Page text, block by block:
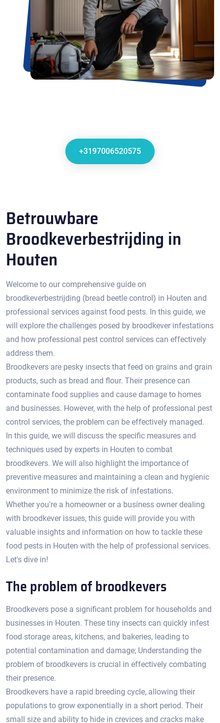
+3197006520575
Betrouwbare
Broodkeverbestrijding in
Houten
Welcome to our comprehensive guide on
broodkeverbestrijding (bread beetle control) in Houten and
professional services against food pests. In this guide, we
will explore the challenges posed by broodkever infestations
and how professional pest control services can effectively
address them.
Broodkevers are pesky insects that feed on grains and grain
products, such as bread and flour.​ Their presence can
contaminate food supplies and cause damage to homes
and businesses.​ However, with the help of professional pest
control services, the problem can be effectively managed.​
In this guide, we will discuss the specific measures and
techniques used by experts in Houten to combat
broodkevers.​ We will also highlight the importance of
preventive measures and maintaining a clean and hygienic
environment to minimize the risk of infestations.​
Whether you're a homeowner or a business owner dealing
with broodkever issues, this guide will provide you with
valuable insights and information on how to tackle these
food pests in Houten with the help of professional services.​
Let's dive in!​
The problem of broodkevers
Broodkevers pose a significant problem for households and
businesses in Houten.​ These tiny insects can quickly infest
food storage areas, kitchens, and bakeries, leading to
potential contamination and damage; Understanding the
problem of broodkevers is crucial in effectively combating
their presence.​
Broodkevers have a rapid breeding cycle, allowing their
populations to grow exponentially in a short period.​ Their
small size and ability to hide in crevices and cracks make